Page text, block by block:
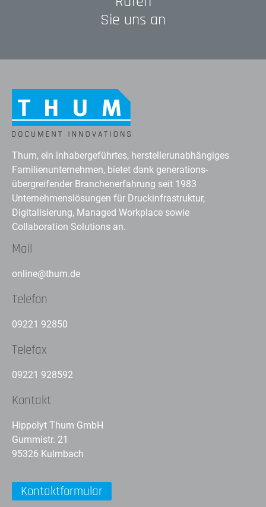
Sie uns an
Thum, ein inhabergeführtes, herstellerunabhängiges
Familienunternehmen, bietet dank generations-
übergreifender Branchenerfahrung seit 1983
Unternehmenslösungen für Druckinfrastruktur,
Digitalisierung, Managed Workplace sowie
Collaboration Solutions an.
Mail
online@thum.de
Telefon
09221 92850
Telefax
09221 928592
Kontakt
Hippolyt Thum GmbH
Gummistr. 21
95326 Kulmbach
Kontaktformular